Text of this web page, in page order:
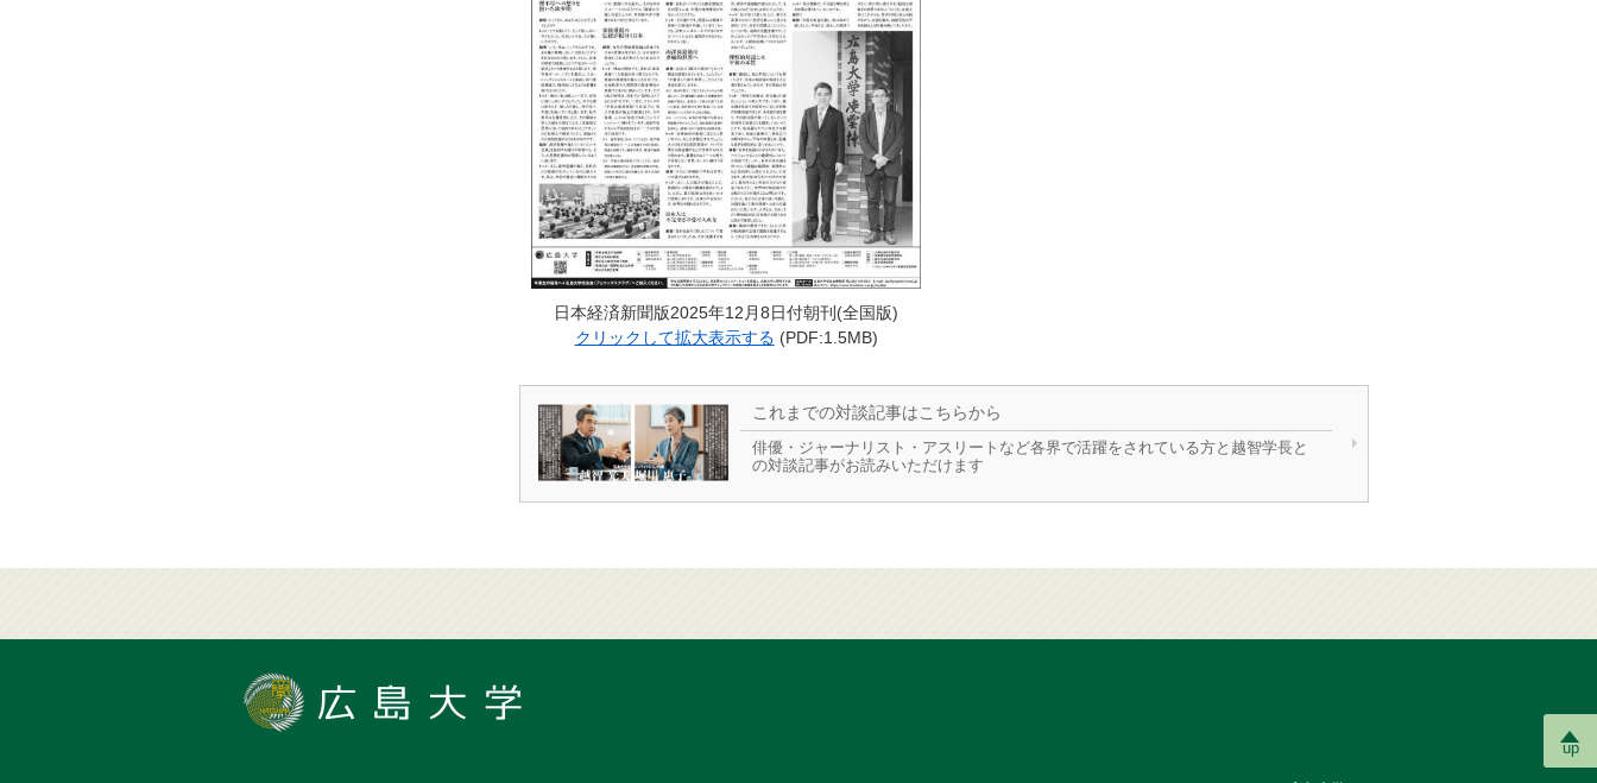
日本経済新聞版2025年12月8日付朝刊(全国版)
クリックして拡大表示する (PDF:1.5MB)
これまでの対談記事はこちらから
俳優・ジャーナリスト・アスリートなど各界で活躍をされている方と越智学長と
の対談記事がお読みいただけます
up